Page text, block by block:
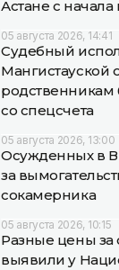
Астане с начала
05 августа 2026, 14:41
Судебный
Мангистауской
родственникам
со спецсчета
05 августа 2026, 13:00
Осужденных в
за
сокамерника
05 августа 2026, 10:15
Разные цены за
выявили у